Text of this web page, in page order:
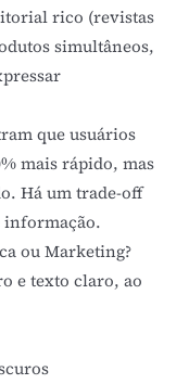
rico (revistas
simultâneos,
que usuários
mais rápido, mas
Há um trade-off
informação.
ou Marketing?
e texto claro, ao